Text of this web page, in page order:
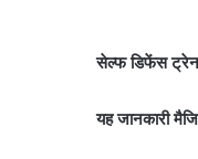
सेल्फ डिफेंस ट्रेनर
यह जानकारी